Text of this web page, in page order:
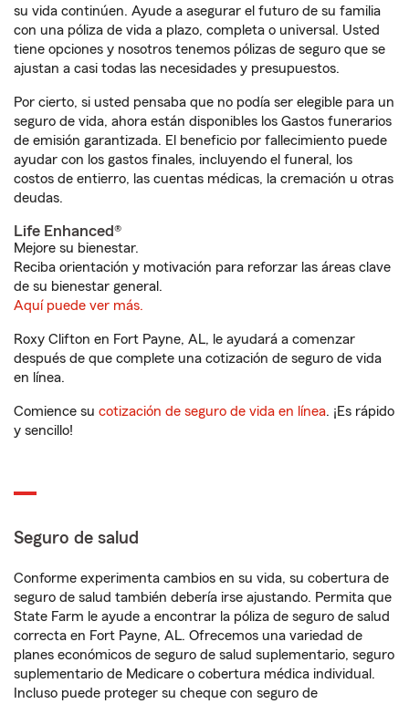
su vida continúen. Ayude a asegurar el futuro de su familia
con una póliza de vida a plazo, completa o universal. Usted
tiene opciones y nosotros tenemos pólizas de seguro que se
ajustan a casi todas las necesidades y presupuestos.
Por cierto, si usted pensaba que no podía ser elegible para un
seguro de vida, ahora están disponibles los Gastos funerarios
de emisión garantizada. El beneficio por fallecimiento puede
ayudar con los gastos finales, incluyendo el funeral, los
costos de entierro, las cuentas médicas, la cremación u otras
deudas.
Life Enhanced®
Mejore su bienestar.
Reciba orientación y motivación para reforzar las áreas clave
de su bienestar general.
Aquí puede ver más.
Roxy Clifton en Fort Payne, AL, le ayudará a comenzar
después de que complete una cotización de seguro de vida
en línea.
Comience su cotización de seguro de vida en línea. ¡Es rápido
y sencillo!
Seguro de salud
Conforme experimenta cambios en su vida, su cobertura de
seguro de salud también debería irse ajustando. Permita que
State Farm le ayude a encontrar la póliza de seguro de salud
correcta en Fort Payne, AL. Ofrecemos una variedad de
planes económicos de seguro de salud suplementario, seguro
suplementario de Medicare o cobertura médica individual.
Incluso puede proteger su cheque con seguro de